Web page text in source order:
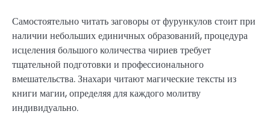
Самостоятельно читать заговоры от фурункулов стоит при
наличии небольших единичных образований, процедура
исцеления большого количества чириев требует
тщательной подготовки и профессионального
вмешательства. Знахари читают магические тексты из
книги магии, определяя для каждого молитву
индивидуально.